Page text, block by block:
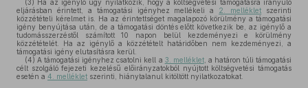
(3) Ha az igénylő úgy nyilatkozik, hogy a költségvetési támogatásra irányuló
eljárásban érintett, a támogatási igényhez mellékeli a 2. melléklet szerinti
közzétételi kérelmet is. Ha az érintettséget magalapozó körülmény a támogatási
igény benyújtása után, de a támogatási döntés előtt következik be, az igénylő a
tudomásszerzéstől számított 10 napon belül kezdeményezi e körülmény
közzétételét. Ha az igénylő a közzétételt határidőben nem kezdeményezi, a
támogatási igény elutasításra kerül.
(4) A támogatási igényhez csatolni kell a 3. melléklet, a határon túli támogatási
célt szolgáló fejezeti kezelésű előirányzatokból nyújtott költségvetési támogatás
esetén a 4. melléklet szerinti, hiánytalanul kitöltött nyilatkozatokat.